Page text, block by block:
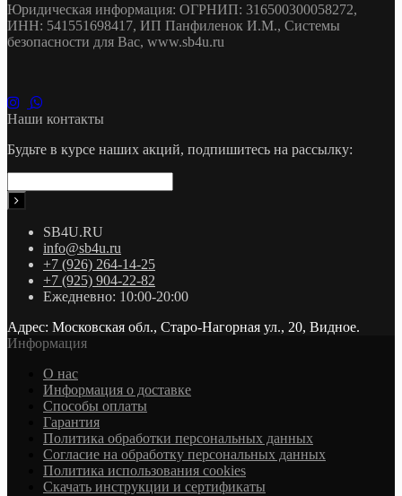
Юридическая информация: ОГРНИП: 316500300058272,
ИНН: 541551698417, ИП Панфиленок И.М., Системы
безопасности для Вас, www.sb4u.ru
Наши контакты
Будьте в курсе наших акций, подпишитесь на рассылку:
SB4U.RU
info@sb4u.ru
+7 (926) 264-14-25
+7 (925) 904-22-82
Ежедневно: 10:00-20:00
Адрес: Московская обл., Старо-Нагорная ул., 20, Видное.
Информация
О нас
Информация о доставке
Cпособы оплаты
Гарантия
Политика обработки персональных данных
Согласие на обработку персональных данных
Политика использования cookies
Скачать инструкции и сертификаты